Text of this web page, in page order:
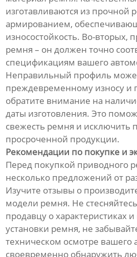
изготавливаются из прочной
армированием,
износостойкость. Во-вторых,
ремня – он должен точно
спецификациям вашего
Неправильный профиль
преждевременному износу и
обратите внимание на
даты изготовления. Это
свежесть ремня и исключить
просроченной продукции.
Рекомендации по покупке и
Перед покупкой приводного
несколько предложений от
Изучите отзывы о
модели ремня. Не
продавцу о характеристиках
установки ремня, не
техническом осмотре вашего
своевременно обнаружить